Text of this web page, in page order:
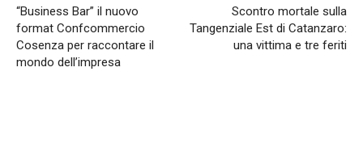
“Business Bar” il nuovo
format Confcommercio
Cosenza per raccontare il
mondo dell’impresa
Scontro mortale sulla
Tangenziale Est di Catanzaro:
una vittima e tre feriti